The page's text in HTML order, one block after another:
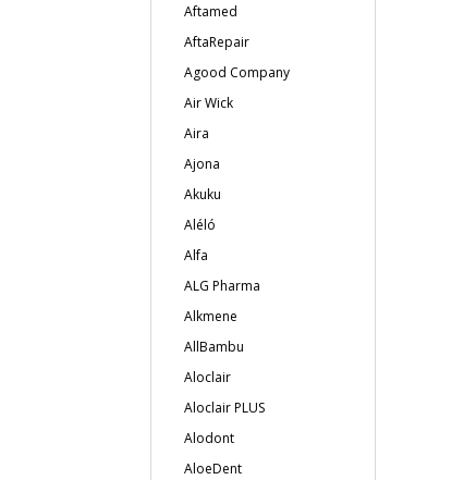
Aftamed
AftaRepair
Agood Company
Air Wick
Aira
Ajona
Akuku
Aléló
Alfa
ALG Pharma
Alkmene
AllBambu
Aloclair
Aloclair PLUS
Alodont
AloeDent